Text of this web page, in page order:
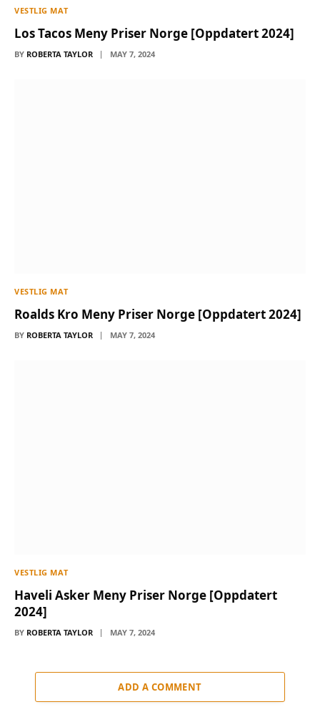
VESTLIG MAT
Los Tacos Meny Priser Norge [Oppdatert 2024]
BY ROBERTA TAYLOR MAY 7, 2024
VESTLIG MAT
Roalds Kro Meny Priser Norge [Oppdatert 2024]
BY ROBERTA TAYLOR MAY 7, 2024
VESTLIG MAT
Haveli Asker Meny Priser Norge [Oppdatert
2024]
BY ROBERTA TAYLOR MAY 7, 2024
ADD A COMMENT